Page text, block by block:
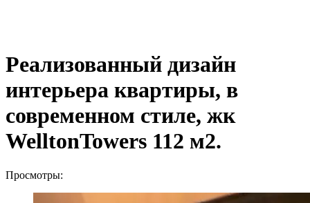
Реализованный дизайн
интерьера квартиры, в
современном стиле, жк
WelltonTowers 112 м2.
Просмотры: